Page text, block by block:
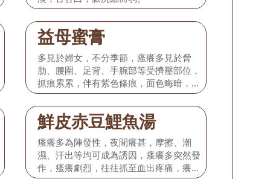
益母蜜膏
多見於婦女，不分季節，瘙癢多見於脅
肋、腰圍、足背、手腕部等受擠壓部位，
抓痕累累，伴有紫色條痕，面色晦暗，口
唇色紫，口幹不欲飲，舌質暗或有瘀點、
瘀斑。
鮮皮赤豆鯉魚湯
瘙癢多為陣發性，夜間癢甚，摩擦、潮
濕、汗出等均可成為誘因，瘙癢多突然發
作，瘙癢劇烈，往往抓至血出疼痛，癢才